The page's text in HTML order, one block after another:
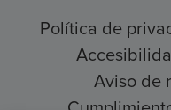
Política de
Aviso de